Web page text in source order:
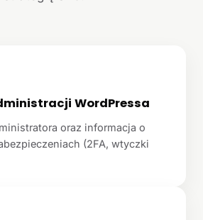
WordPressa
oraz informacja o
(2FA, wtyczki